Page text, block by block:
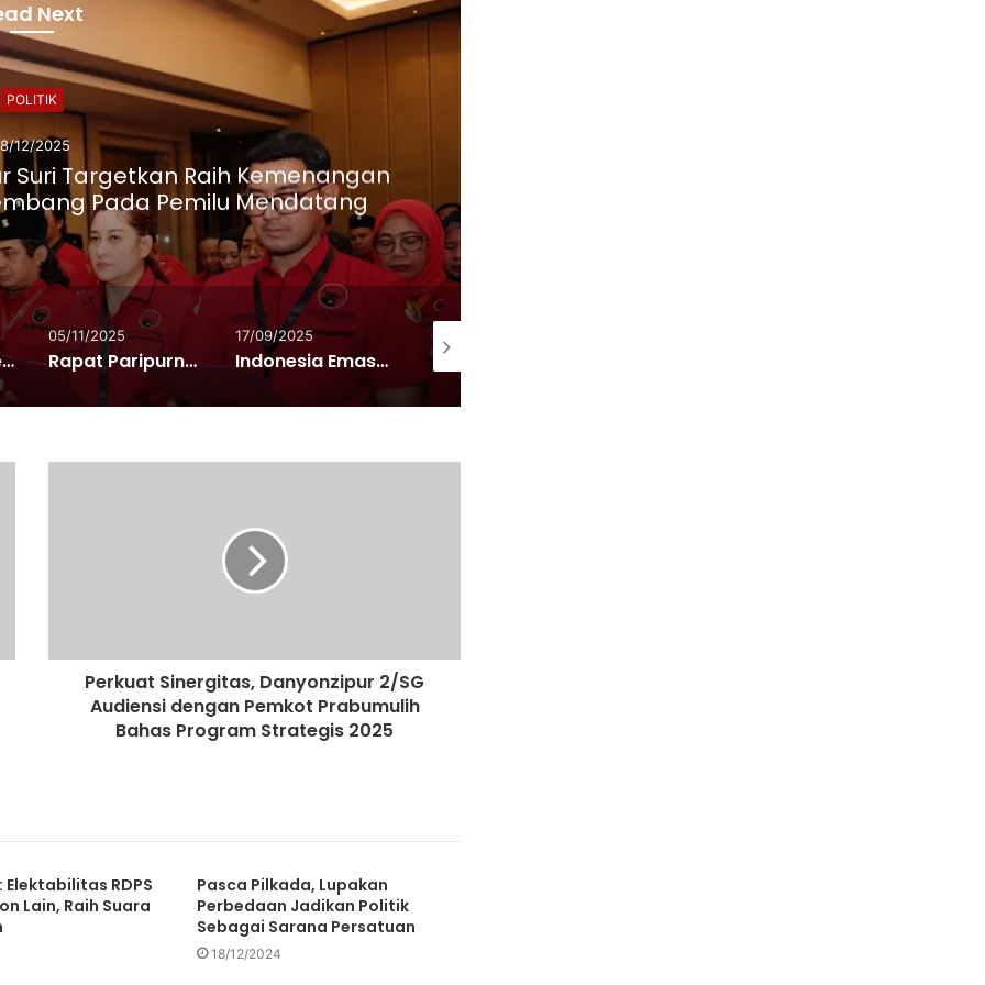
Next
POLITIK
12/2025
Suri Targetkan Raih Kemenangan
Pada Pemilu Mendatang
NasDem Sumsel Kukuhkan 14 DPD Baru, Herman Deru: Target 2029 Menang…!
05/11/2025
Rapat Paripurna Nyaris Tak Kuorum, Ivan Sindir Keras DPRD: Kalau Tak Mampu Hadir, Biar Saya Saja yang Jadi Anggota Dewan
17/09/2025
Indonesia Emas 2045: Harapan Baru Pasca PBB Akui Palestina
05/08/2025
Perkuat Sinergitas, Danyonzipur 2/SG
Audiensi dengan Pemkot Prabumulih
Bahas Program Strategis 2025
Elektabilitas RDPS
Lain, Raih Suara
Pasca Pilkada, Lupakan
Perbedaan Jadikan Politik
Sebagai Sarana Persatuan
18/12/2024